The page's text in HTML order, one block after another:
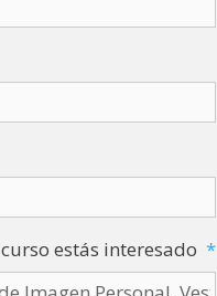
estás interesado *